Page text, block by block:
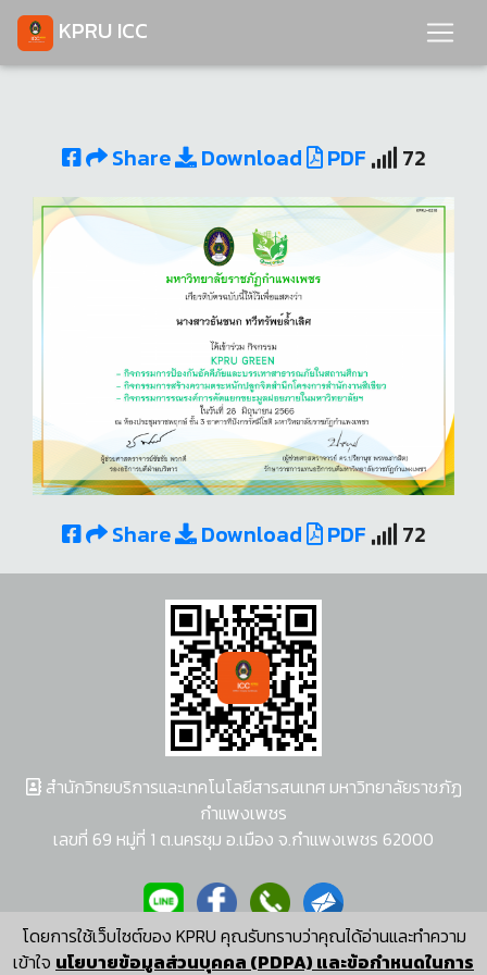
KPRU ICC
Share Download PDF 72
Share Download PDF 72
โดยการใช้เว็บไซต์ของ KPRU คุณรับทราบว่าคุณได้อ่านและทำความ
เข้าใจ นโยบายข้อมูลส่วนบุคคล (PDPA) และข้อกำหนดในการ
สำนักวิทยบริการและเทคโนโลยีสารสนเทศ มหาวิทยาลัยราชภัฏ
กำแพงเพชร
เลขที่ 69 หมู่ที่ 1 ต.นครชุม อ.เมือง จ.กำแพงเพชร 62000
ผู้พัฒนาระบบ อนุชา พวงผกา